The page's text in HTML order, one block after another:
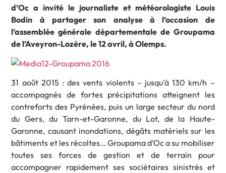
d’Oc a invité le journaliste et météorologiste Louis
Bodin à partager son analyse à l’occasion de
l’assemblée générale départementale de Groupama
de l’Aveyron-Lozère, le 12 avril, à Olemps.
31 août 2015 : des vents violents – jusqu’à 130 km/h –
accompagnés de fortes précipitations atteignent les
contreforts des Pyrénées, puis un large secteur du nord
du Gers, du Tarn-et-Garonne, du Lot, de la Haute-
Garonne, causant inondations, dégâts matériels sur les
bâtiments et les récoltes… Groupama d’Oc a su mobiliser
toutes ses forces de gestion et de terrain pour
accompagner rapidement ses sociétaires sinistrés et